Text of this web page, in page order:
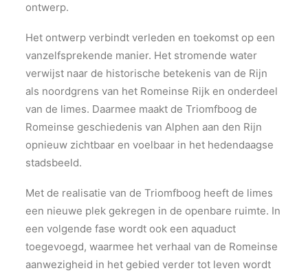
ontwerp.
Het ontwerp verbindt verleden en toekomst op een
vanzelfsprekende manier. Het stromende water
verwijst naar de historische betekenis van de Rijn
als noordgrens van het Romeinse Rijk en onderdeel
van de limes. Daarmee maakt de Triomfboog de
Romeinse geschiedenis van Alphen aan den Rijn
opnieuw zichtbaar en voelbaar in het hedendaagse
stadsbeeld.
Met de realisatie van de Triomfboog heeft de limes
een nieuwe plek gekregen in de openbare ruimte. In
een volgende fase wordt ook een aquaduct
toegevoegd, waarmee het verhaal van de Romeinse
aanwezigheid in het gebied verder tot leven wordt